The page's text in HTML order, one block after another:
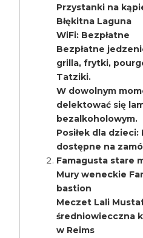
Przystanki na
Błękitna Laguna
WiFi: Bezpłatne
Bezpłatne
grilla, frytki,
Tatziki.
W dowolnym
delektować się
bezalkoholowym.
Posiłek dla
dostępne na
Famagusta stare
Mury weneckie
bastion
Meczet Lali
średniowiecczna
w Reims